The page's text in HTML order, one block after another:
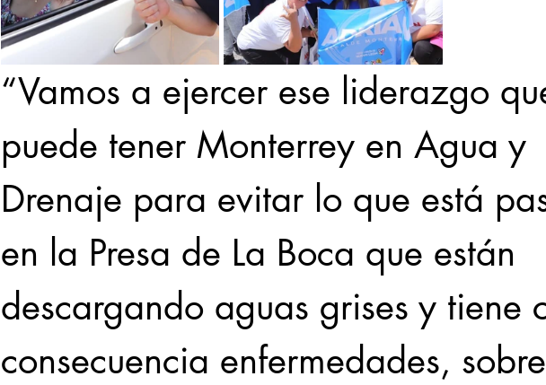
“Vamos a ejercer ese liderazgo
puede tener Monterrey en Agua y
Drenaje para evitar lo que está
en la Presa de La Boca que están
descargando aguas grises y tiene
consecuencia enfermedades,